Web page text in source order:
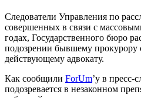
Следователи Управления по
совершенных в связи с
годах, Государственного бюро
подозрении бывшему прокурору
действующему адвокату.
Как сообщили ForUm’у в пресс-
подозревается в незаконном